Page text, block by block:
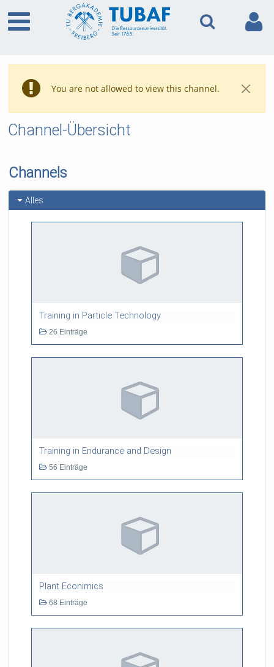
You are not allowed to view this channel.
Channel-Übersicht
Channels
Alles
Training in Particle Technology
26 Einträge
Training in Endurance and Design
56 Einträge
Plant Econimics
68 Einträge